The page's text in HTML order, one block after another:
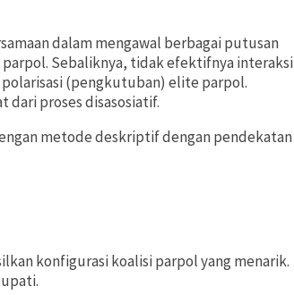
dalam mengawal berbagai putusan
Sebaliknya, tidak efektifnya interaksi
(pengkutuban) elite parpol.
dari proses disasosiatif.
metode deskriptif dengan pendekatan
konfigurasi koalisi parpol yang menarik.